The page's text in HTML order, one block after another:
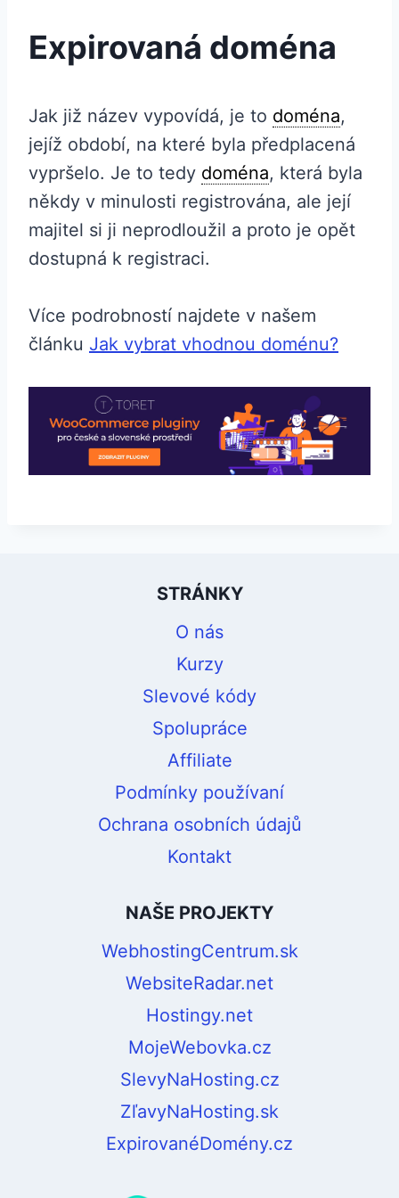
Expirovaná doména
Jak již název vypovídá, je to doména,
jejíž období, na které byla předplacená
vypršelo. Je to tedy doména, která byla
někdy v minulosti registrována, ale její
majitel si ji neprodloužil a proto je opět
dostupná k registraci.
Více podrobností najdete v našem
článku Jak vybrat vhodnou doménu?
STRÁNKY
O nás
Kurzy
Slevové kódy
Spolupráce
Affiliate
Podmínky používaní
Ochrana osobních údajů
Kontakt
NAŠE PROJEKTY
WebhostingCentrum.sk
WebsiteRadar.net
Hostingy.net
MojeWebovka.cz
SlevyNaHosting.cz
ZľavyNaHosting.sk
ExpirovanéDomény.cz